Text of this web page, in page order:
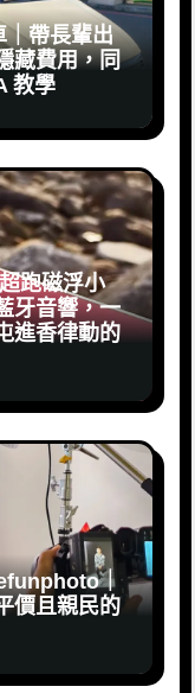
帶長輩出
藏費用，同
教學
跑磁浮小
牙音響，一
進香律動的
｜
價且親民的